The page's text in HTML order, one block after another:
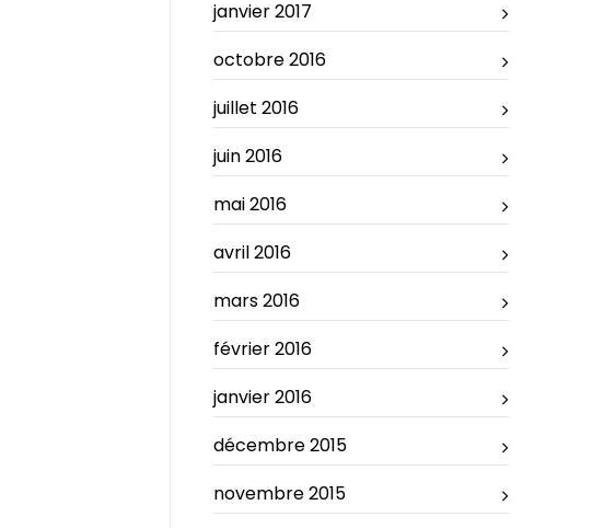
janvier 2017
octobre 2016
juillet 2016
juin 2016
mai 2016
avril 2016
mars 2016
février 2016
janvier 2016
décembre 2015
novembre 2015